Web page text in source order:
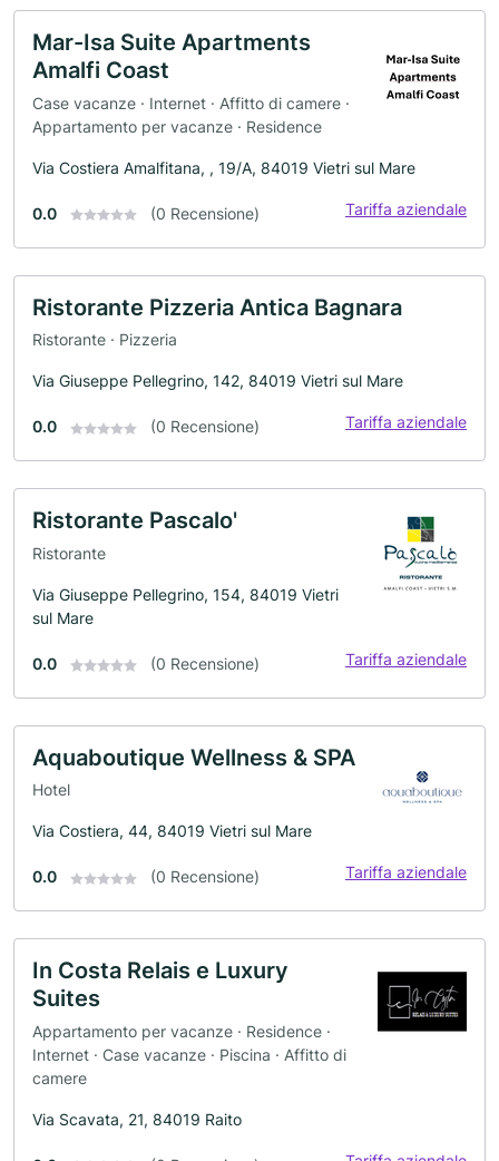
Mar-Isa Suite Apartments
Amalfi Coast
Case vacanze · Internet · Affitto di camere ·
Appartamento per vacanze · Residence
Via Costiera Amalfitana, , 19/A, 84019 Vietri sul Mare
0.0 (0 Recensione) Tariffa aziendale
Ristorante Pizzeria Antica Bagnara
Ristorante · Pizzeria
Via Giuseppe Pellegrino, 142, 84019 Vietri sul Mare
0.0 (0 Recensione) Tariffa aziendale
Ristorante Pascalo'
Ristorante
Via Giuseppe Pellegrino, 154, 84019 Vietri
sul Mare
0.0 (0 Recensione) Tariffa aziendale
Aquaboutique Wellness & SPA
Hotel
Via Costiera, 44, 84019 Vietri sul Mare
0.0 (0 Recensione) Tariffa aziendale
In Costa Relais e Luxury
Suites
Appartamento per vacanze · Residence ·
Internet · Case vacanze · Piscina · Affitto di
camere
Via Scavata, 21, 84019 Raito